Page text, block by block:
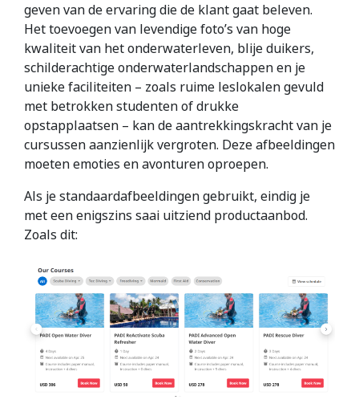
geven van de ervaring die de klant gaat beleven.
Het toevoegen van levendige foto’s van hoge
kwaliteit van het onderwaterleven, blije duikers,
schilderachtige onderwaterlandschappen en je
unieke faciliteiten – zoals ruime leslokalen gevuld
met betrokken studenten of drukke
opstapplaatsen – kan de aantrekkingskracht van je
cursussen aanzienlijk vergroten. Deze afbeeldingen
moeten emoties en avonturen oproepen.
Als je standaardafbeeldingen gebruikt, eindig je
met een enigszins saai uitziend productaanbod.
Zoals dit: